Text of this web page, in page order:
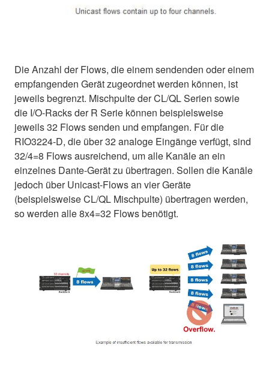
Die Anzahl der Flows, die einem sendenden oder einem
empfangenden Gerät zugeordnet werden können, ist
jeweils begrenzt. Mischpulte der CL/QL Serien sowie
die I/O-Racks der R Serie können beispielsweise
jeweils 32 Flows senden und empfangen. Für die
RIO3224-D, die über 32 analoge Eingänge verfügt, sind
32/4=8 Flows ausreichend, um alle Kanäle an ein
einzelnes Dante-Gerät zu übertragen. Sollen die Kanäle
jedoch über Unicast-Flows an vier Geräte
(beispielsweise CL/QL Mischpulte) übertragen werden,
so werden alle 8x4=32 Flows benötigt.